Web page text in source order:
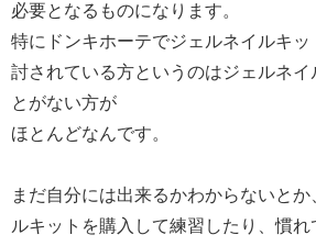
必要となるものになります。
特にドンキホーテでジェルネイルキ
討されている方というのはジェルネイ
とがない方が
ほとんどなんです。
まだ自分には出来るかわからないと
ルキットを購入して練習したり、慣